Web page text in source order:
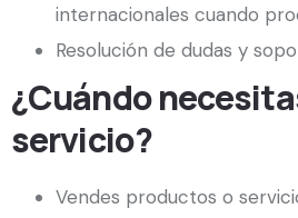
internacionales cuando
Resolución de dudas y
¿Cuándo
servicio?
Vendes productos o